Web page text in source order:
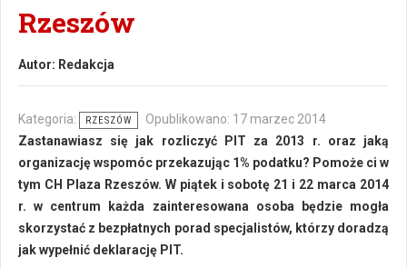
Rzeszów
Autor: Redakcja
Kategoria: RZESZÓW
Opublikowano: 17 marzec 2014
Zastanawiasz się jak rozliczyć PIT za 2013 r. oraz jaką
organizację wspomóc przekazując 1% podatku? Pomoże ci w
tym CH Plaza Rzeszów. W piątek i sobotę 21 i 22 marca 2014
r. w centrum każda zainteresowana osoba będzie mogła
skorzystać z bezpłatnych porad specjalistów, którzy doradzą
jak wypełnić deklarację PIT.